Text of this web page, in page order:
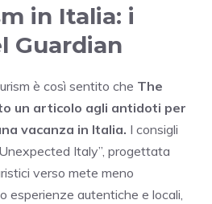
in Italia: i
Guardian
è così sentito che The
un articolo agli antidoti per
vacanza in Italia. I consigli
Italy”, progettata
verso mete meno
esperienze autentiche e locali,